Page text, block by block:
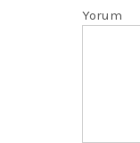
Yorum